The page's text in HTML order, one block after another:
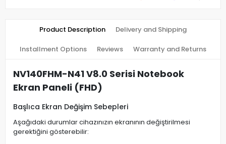
Product Description Delivery and Shipping
Installment Options Reviews Warranty and Returns
NV140FHM-N41 V8.0 Serisi Notebook
Ekran Paneli (FHD)
Başlıca Ekran Değişim Sebepleri
Aşağıdaki durumlar cihazınızın ekranının değiştirilmesi
gerektiğini gösterebilir: